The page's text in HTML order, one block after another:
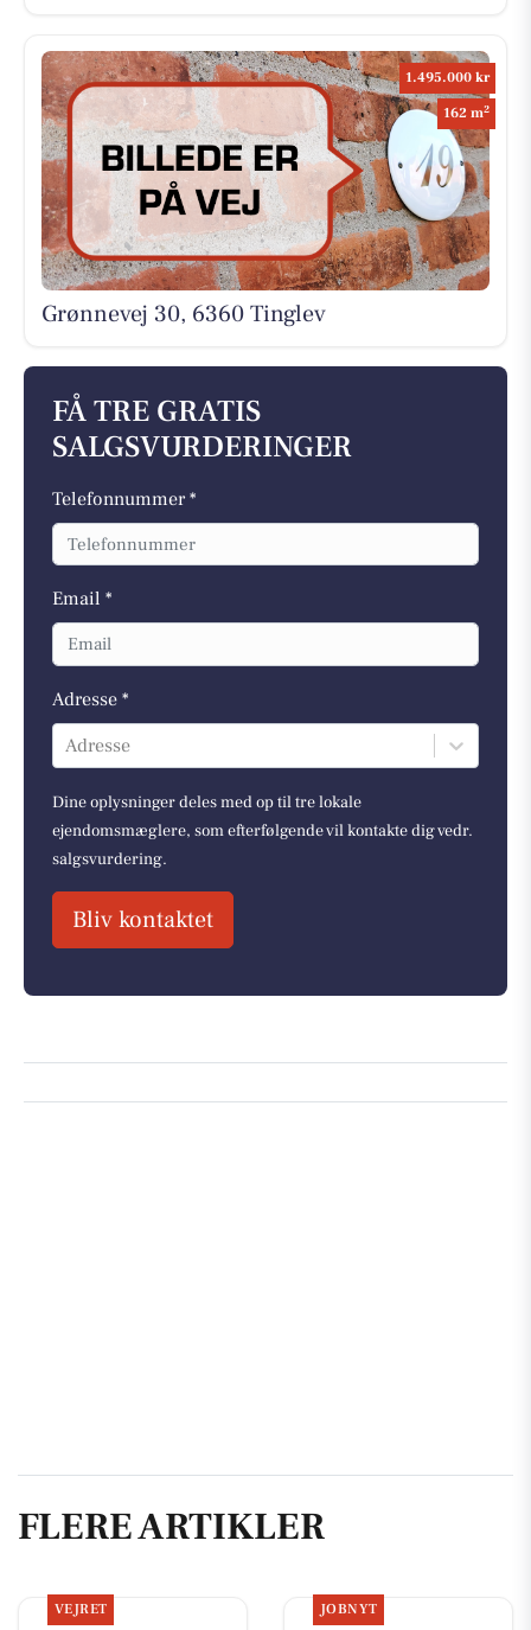
1.495.000 kr
162 m2
Grønnevej 30, 6360 Tinglev
FÅ TRE GRATIS
SALGSVURDERINGER
Telefonnummer *
Email *
Adresse *
Adresse
Dine oplysninger deles med op til tre lokale
ejendomsmæglere, som efterfølgende vil kontakte dig vedr.
salgsvurdering.
Bliv kontaktet
FLERE ARTIKLER
VEJRET JOBNYT